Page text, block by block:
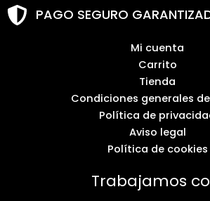
PAGO SEGURO
Mi cuenta
Carrito
Tienda
Condiciones generales
Política de
Aviso legal
Política de cookies
Trabajamos